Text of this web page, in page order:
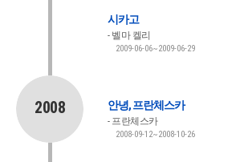
시카고
벨마 켈리
2009-06-06~2009-06-29
2008 안녕, 프란체스카
프란체스카
2008-09-12~2008-10-26